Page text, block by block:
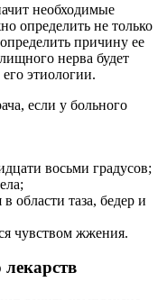
необходимые
определить не только
причину ее
нерва будет
этиологии.
если у больного
восьми градусов;
области таза, бедер и
чувством жжения.